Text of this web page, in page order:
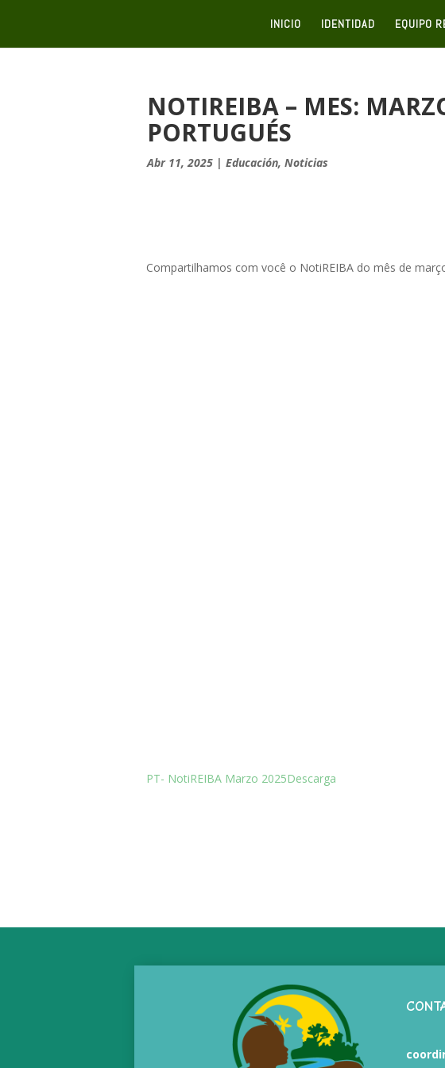
INICIO IDENTIDAD EQUIPO
NOTIREIBA – MES:
PORTUGUÉS
Abr 11, 2025| Educación, Noticias
Compartilhamos com você o NotiREIBA do mês de
PT- NotiREIBA Marzo 2025Descarga